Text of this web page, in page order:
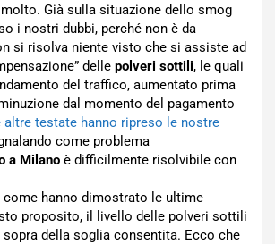
Già sulla situazione dello smog
i nostri dubbi, perché non è da
si risolva niente visto che si assiste ad
delle polveri sottili, le quali
del traffico, aumentato prima
dal momento del pagamento
altre testate hanno ripreso le nostre
come problema
a Milano è difficilmente risolvibile con
come hanno dimostrato le ultime
proposito, il livello delle polveri sottili
sopra della soglia consentita. Ecco che